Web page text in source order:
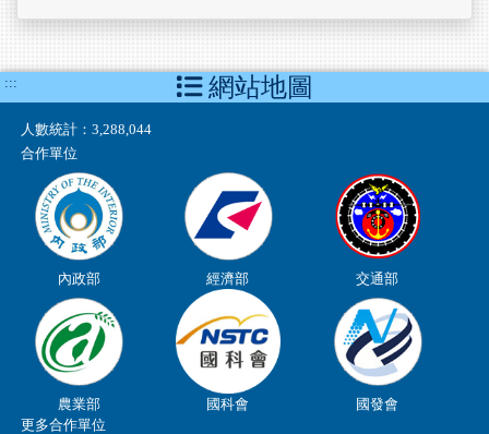
::: 網站地圖
人數統計： 3,288,044
合作單位
內政部 經濟部 交通部
農業部 國科會
國發會
更多合作單位